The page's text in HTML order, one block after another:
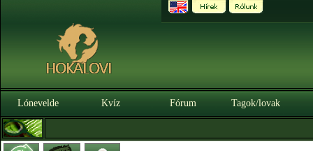
Lónevelde Kvíz Fórum Tagok/lovak